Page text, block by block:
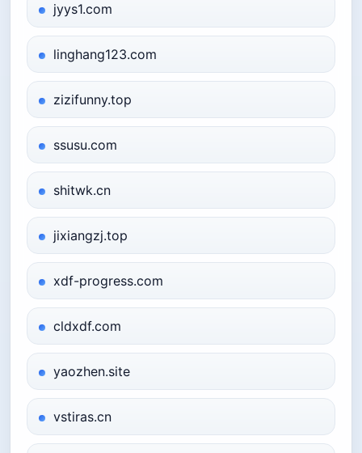
jyys1.com
linghang123.com
zizifunny.top
ssusu.com
shitwk.cn
jixiangzj.top
xdf-progress.com
cldxdf.com
yaozhen.site
vstiras.cn